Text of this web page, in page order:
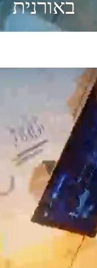
באורנית
גבוהה
כלי סינון